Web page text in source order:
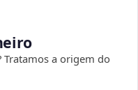
a origem do